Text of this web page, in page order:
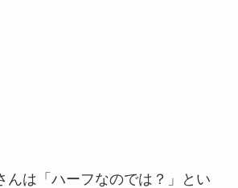
んは「ハーフなのでは？」とい